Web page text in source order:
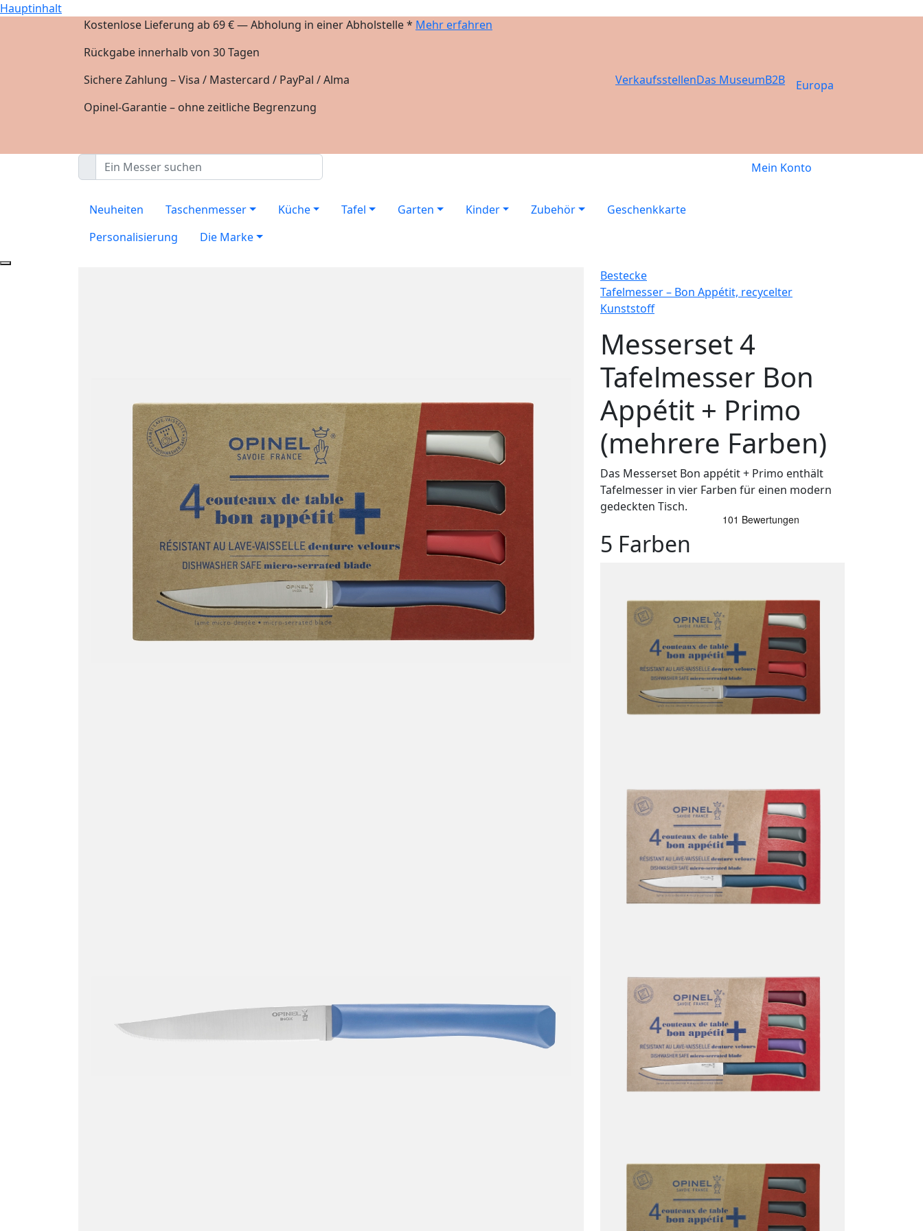
Hauptinhalt
Kostenlose Lieferung ab 69 € — Abholung in einer Abholstelle * Mehr erfahren
Rückgabe innerhalb von 30 Tagen
Sichere Zahlung – Visa / Mastercard / PayPal / Alma
Opinel-Garantie – ohne zeitliche Begrenzung
VerkaufsstellenDas MuseumB2B Europa
Mein Konto
Neuheiten Taschenmesser Küche Tafel Garten Kinder Zubehör
Geschenkkarte
Personalisierung
Die Marke
Bestecke
Tafelmesser – Bon Appétit, recycelter
Kunststoff
Messerset 4
Tafelmesser Bon
Appétit + Primo
(mehrere Farben)
Das Messerset Bon appétit + Primo enthält
Tafelmesser in vier Farben für einen modern
gedeckten Tisch.
5 Farben